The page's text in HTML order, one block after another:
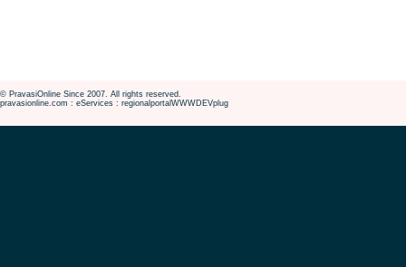
© PravasiOnline Since 2007. All rights reserved.
pravasionline.com : eServices : regionalportalWWWDEVplug